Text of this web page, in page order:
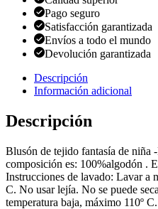
Pago seguro
Satisfacción garantizada
Envíos a todo el mundo
Devolución garantizada
Descripción
Información adicional
Descripción
Blusón de tejido fantasía de niña
composición es: 100%algodón .
Instrucciones de lavado: Lavar a
C. No usar lejía. No se puede
temperatura baja, máximo 110º